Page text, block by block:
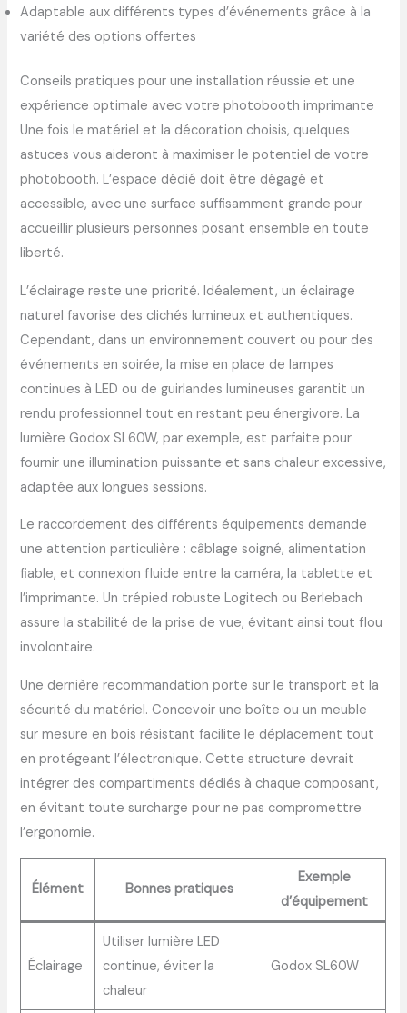
Adaptable aux différents types d’événements grâce à la
variété des options offertes
Conseils pratiques pour une installation réussie et une
expérience optimale avec votre photobooth imprimante
Une fois le matériel et la décoration choisis, quelques
astuces vous aideront à maximiser le potentiel de votre
photobooth. L’espace dédié doit être dégagé et
accessible, avec une surface suffisamment grande pour
accueillir plusieurs personnes posant ensemble en toute
liberté.
L’éclairage reste une priorité. Idéalement, un éclairage
naturel favorise des clichés lumineux et authentiques.
Cependant, dans un environnement couvert ou pour des
événements en soirée, la mise en place de lampes
continues à LED ou de guirlandes lumineuses garantit un
rendu professionnel tout en restant peu énergivore. La
lumière Godox SL60W, par exemple, est parfaite pour
fournir une illumination puissante et sans chaleur excessive,
adaptée aux longues sessions.
Le raccordement des différents équipements demande
une attention particulière : câblage soigné, alimentation
fiable, et connexion fluide entre la caméra, la tablette et
l’imprimante. Un trépied robuste Logitech ou Berlebach
assure la stabilité de la prise de vue, évitant ainsi tout flou
involontaire.
Une dernière recommandation porte sur le transport et la
sécurité du matériel. Concevoir une boîte ou un meuble
sur mesure en bois résistant facilite le déplacement tout
en protégeant l’électronique. Cette structure devrait
intégrer des compartiments dédiés à chaque composant,
en évitant toute surcharge pour ne pas compromettre
l’ergonomie.
Élément Bonnes pratiques
Exemple
d’équipement
Éclairage
Utiliser lumière LED
continue, éviter la
chaleur
Godox SL60W